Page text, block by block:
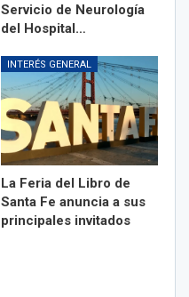
Servicio de Neurología
del Hospital…
INTERÉS GENERAL
La Feria del Libro de
Santa Fe anuncia a sus
principales invitados